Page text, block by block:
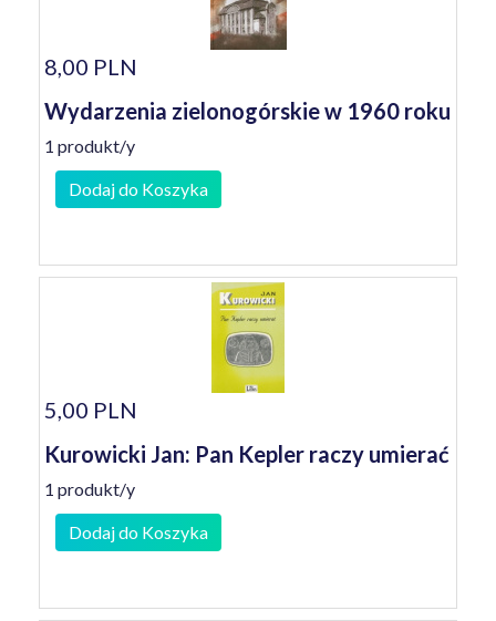
8,00 PLN
Wydarzenia zielonogórskie w 1960 roku
1 produkt/y
Dodaj do Koszyka
5,00 PLN
Kurowicki Jan: Pan Kepler raczy umierać
1 produkt/y
Dodaj do Koszyka